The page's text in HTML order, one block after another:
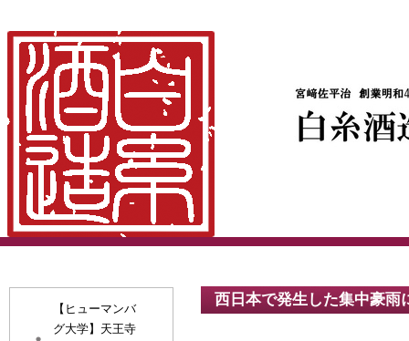
西日本で発生した集中豪雨
【ヒューマンバ
グ大学】天王寺